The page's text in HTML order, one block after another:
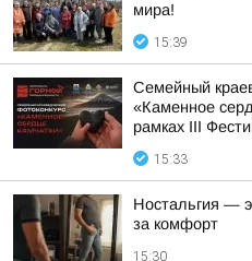
мира!
15:39
Семейный
«Каменное
рамках III
15:33
Ностальгия —
за комфорт
15:30